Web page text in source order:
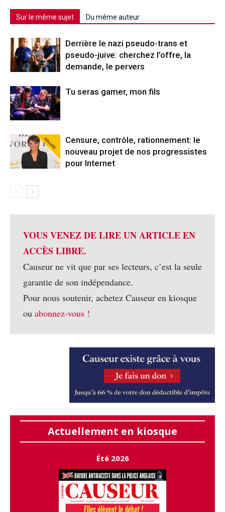
Sur le même sujet Du même auteur
Derrière le nazi pseudo-trans et
pseudo-juive: cherchez l’offre, la
demande, le pervers
Tu seras gamer, mon fils
Abonné
Censure, contrôle, rationnement: le
nouveau projet de nos progressistes
pour Internet
VOUS VENEZ DE LIRE UN ARTICLE EN
ACCÈS LIBRE.
Causeur ne vit que par ses lecteurs, c’est la seule
garantie de son indépendance.
Pour nous soutenir, achetez Causeur en kiosque
ou abonnez-vous !
Actuellement en kiosque
Été 2026